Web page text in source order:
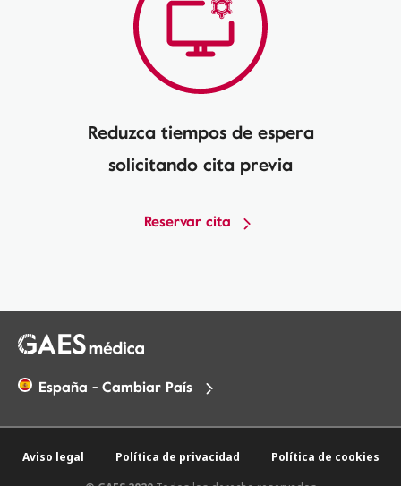
Reduzca tiempos de espera
solicitando cita previa
Reservar cita
España - Cambiar País
Aviso legal Política de privacidad
Política de cookies